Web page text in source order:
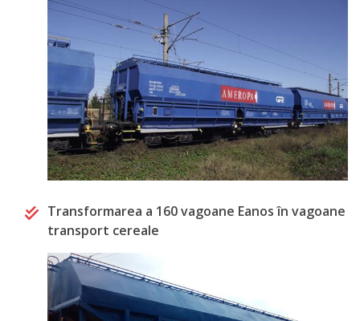
Transformarea a 160 vagoane Eanos în vagoane
transport cereale